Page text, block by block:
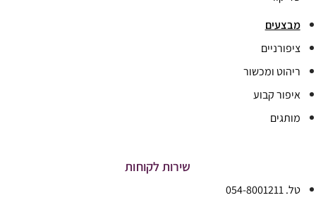
מבצעים
ציפורניים
ריהוט ומכשור
איפור קבוע
מותגים
שירות לקוחות
טל. 054-8001211